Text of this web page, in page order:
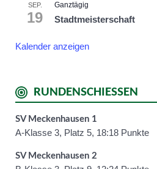
SEP.
19
Ganztägig
Stadtmeisterschaft
Kalender anzeigen
RUNDENSCHIESSEN
SV Meckenhausen 1
A-Klasse 3, Platz 5, 18:18 Punkte
SV Meckenhausen 2